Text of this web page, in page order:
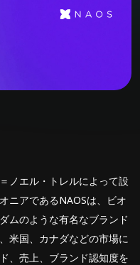
ノエル・トレルによって設
ニアであるNAOSは、ビオ
ムのような有名なブランド
米国、カナダなどの市場に
、売上、ブランド認知度を